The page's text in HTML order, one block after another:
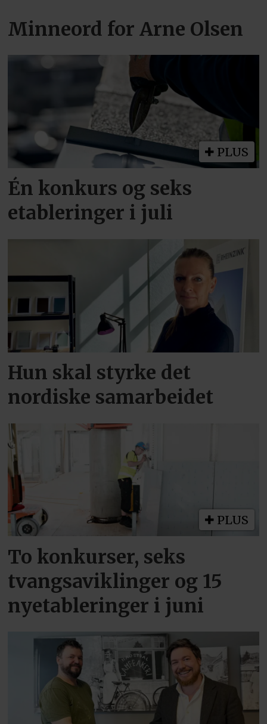
Minneord for Arne Olsen
PLUS
Én konkurs og seks
etableringer i juli
Hun skal styrke det
nordiske samarbeidet
PLUS
To konkurser, seks
tvangsaviklinger og 15
nyetableringer i juni